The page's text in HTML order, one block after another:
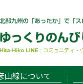
山線について